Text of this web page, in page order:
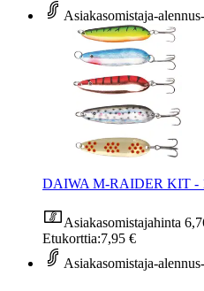
Asiakasomistaja-alennus
DAIWA M-RAIDER KIT -
Asiakasomistajahinta
Etukorttia:7,95 €
Asiakasomistaja-alennus